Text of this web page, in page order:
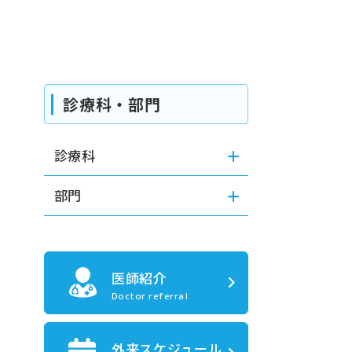
診療科・部門
診療科
部門
医師紹介
Doctor referral
外来スケジュール